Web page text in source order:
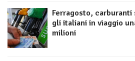
Ferragosto,
gli italiani in viaggio
milioni